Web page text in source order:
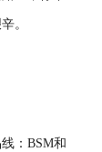
。
：BSM和